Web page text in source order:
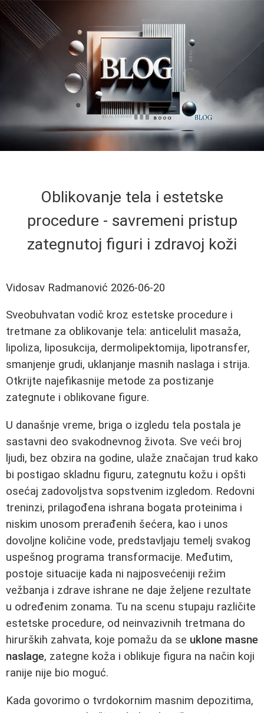
Oblikovanje tela i estetske
procedure - savremeni pristup
zategnutoj figuri i zdravoj koži
Vidosav Radmanović 2026-06-20
Sveobuhvatan vodič kroz estetske procedure i
tretmane za oblikovanje tela: anticelulit masaža,
lipoliza, liposukcija, dermolipektomija, lipotransfer,
smanjenje grudi, uklanjanje masnih naslaga i strija.
Otkrijte najefikasnije metode za postizanje
zategnute i oblikovane figure.
U današnje vreme, briga o izgledu tela postala je
sastavni deo svakodnevnog života. Sve veći broj
ljudi, bez obzira na godine, ulaže značajan trud kako
bi postigao skladnu figuru, zategnutu kožu i opšti
osećaj zadovoljstva sopstvenim izgledom. Redovni
treninzi, prilagođena ishrana bogata proteinima i
niskim unosom prerađenih šećera, kao i unos
dovoljne količine vode, predstavljaju temelj svakog
uspešnog programa transformacije. Međutim,
postoje situacije kada ni najposvećeniji režim
vežbanja i zdrave ishrane ne daje željene rezultate
u određenim zonama. Tu na scenu stupaju različite
estetske procedure, od neinvazivnih tretmana do
hirurških zahvata, koje pomažu da se uklone masne
naslage, zategne koža i oblikuje figura na način koji
ranije nije bio moguć.
Kada govorimo o tvrdokornim masnim depozitima,